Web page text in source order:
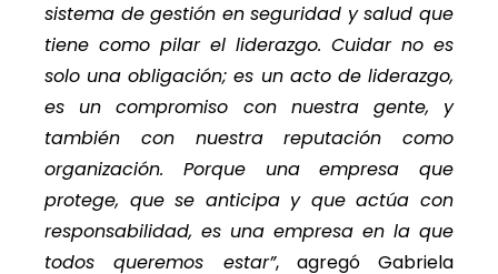
sistema de gestión en seguridad y salud que
tiene como pilar el liderazgo. Cuidar no es
solo una obligación; es un acto de liderazgo,
es un compromiso con nuestra gente, y
también con nuestra reputación como
organización. Porque una empresa que
protege, que se anticipa y que actúa con
responsabilidad, es una empresa en la que
todos queremos estar”, agregó Gabriela